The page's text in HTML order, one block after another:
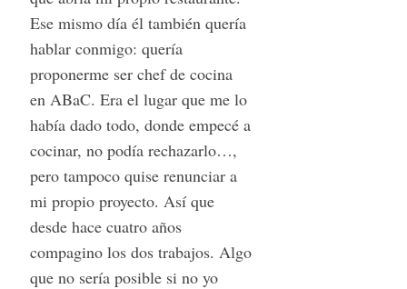
Ese mismo día él también quería
hablar conmigo: quería
proponerme ser chef de cocina
en ABaC. Era el lugar que me lo
había dado todo, donde empecé a
cocinar, no podía rechazarlo…,
pero tampoco quise renunciar a
mi propio proyecto. Así que
desde hace cuatro años
compagino los dos trabajos. Algo
que no sería posible si no yo